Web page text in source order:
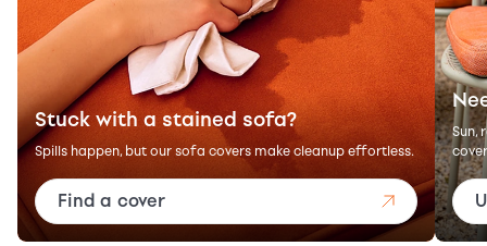
Stuck with a stained sofa?
Spills happen, but our sofa covers make cleanup effortless.
Find a cover
Sun,